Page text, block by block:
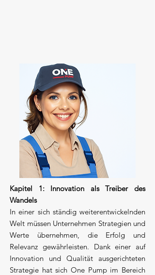
Kapitel 1: Innovation als Treiber des
Wandels
In einer sich ständig weiterentwickelnden
Welt müssen Unternehmen Strategien und
Werte übernehmen, die Erfolg und
Relevanz gewährleisten. Dank einer auf
Innovation und Qualität ausgerichteten
Strategie hat sich One Pump im Bereich